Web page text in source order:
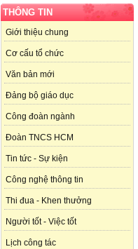
THÔNG TIN
Giới thiệu chung
Cơ cấu tổ chức
Văn bản mới
Đảng bộ giáo dục
Công đoàn ngành
Đoàn TNCS HCM
Tin tức - Sự kiện
Công nghệ thông tin
Thi đua - Khen thưởng
Người tốt - Việc tốt
Lịch công tác